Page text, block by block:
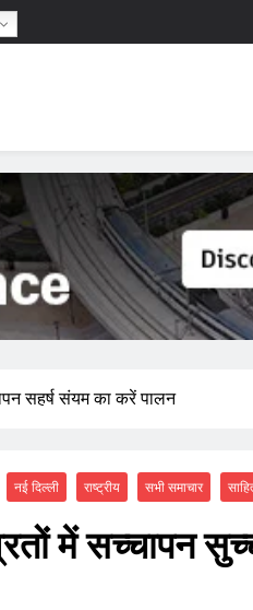
सहर्ष संयम का करें पालन
नई दिल्ली राष्ट्रीय सभी समाचार
में सच्चापन